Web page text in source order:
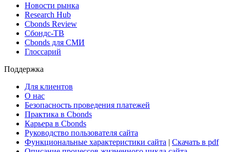
Новости рынка
Research Hub
Cbonds Review
Сбондс-ТВ
Cbonds для СМИ
Глоссарий
Поддержка
Для клиентов
О нас
Безопасность проведения платежей
Практика в Cbonds
Карьера в Cbonds
Руководство пользователя сайта
Функциональные характеристики сайта | Скачать в pdf